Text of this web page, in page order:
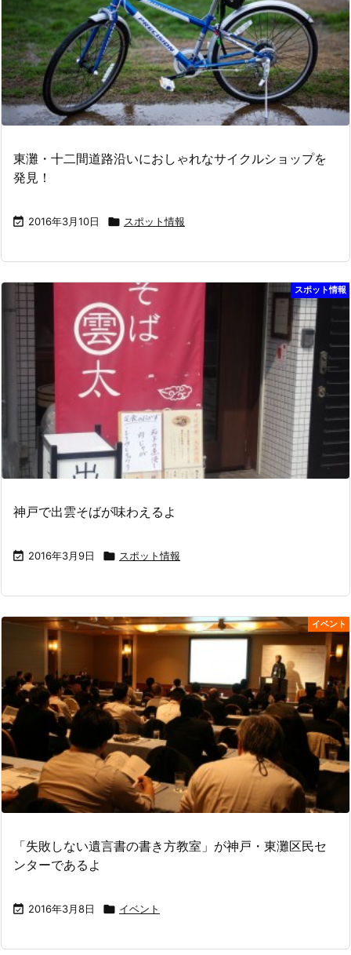
東灘・十二間道路沿いにおしゃれなサイクルショップを
発見！
 2016年3月10日  スポット情報
スポット情報
神戸で出雲そばが味わえるよ
 2016年3月9日  スポット情報
イベント
「失敗しない遺言書の書き方教室」が神戸・東灘区民セ
ンターであるよ
 2016年3月8日  イベント